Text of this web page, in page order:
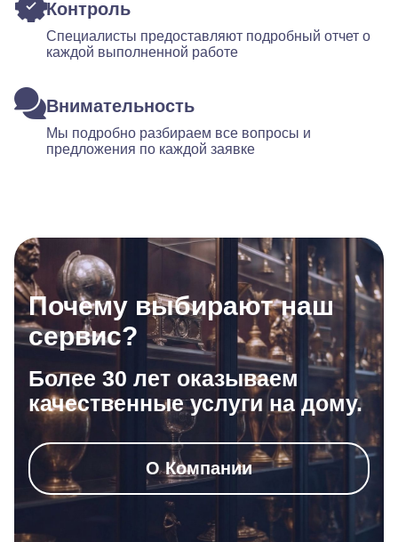
Контроль
Специалисты предоставляют подробный отчет о
каждой выполненной работе
Внимательность
Мы подробно разбираем все вопросы и
предложения по каждой заявке
Почему выбирают наш
сервис?
Более 30 лет оказываем
качественные услуги на дому.
О Компании